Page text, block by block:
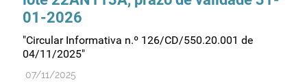
01-2026
"Circular Informativa n.º 126/CD/550.20.001 de
04/11/2025"
07/11/2025